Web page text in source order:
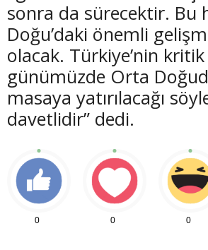
sonra da sürecektir. Bu
Doğu’daki önemli
olacak. Türkiye’nin
günümüzde Orta
masaya yatırılacağı
davetlidir” dedi.
0 0 0
Balık Burcunun 06.08.2026 Günlük